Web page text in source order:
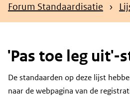
Kruimelpad
Forum Standaardisatie
'Pas toe leg uit'-
Content
De standaarden op deze lijst
naar de webpagina van de